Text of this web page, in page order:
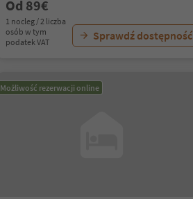
Od 89€
1 nocleg / 2 liczba
osób w tym
podatek VAT
Sprawdź dostępność
Możliwość rezerwacji online